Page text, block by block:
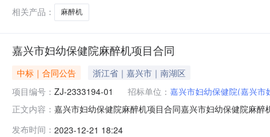
相关产品：
麻醉机
嘉兴市妇幼保健院麻醉机项目合同
中标｜合同公告
浙江省｜嘉兴市｜南湖区
项目编号： ZJ-2333194-01 招标单位： 嘉兴市妇幼保健院(嘉兴市
正文内容： 嘉兴市妇幼保健院麻醉机项目合同嘉兴市妇幼保健院麻
不显示电话：合同编号11N47089053720236202供应商
发布时间： 2023-12-21 18:24